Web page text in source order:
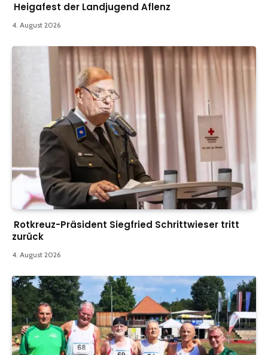
Heigafest der Landjugend Aflenz
4. August 2026
Rotkreuz-Präsident Siegfried Schrittwieser tritt
zurück
4. August 2026